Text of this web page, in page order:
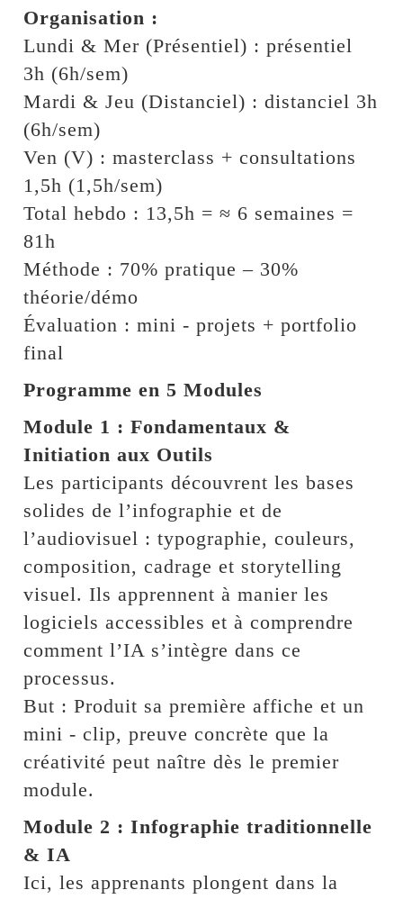
Organisation :
Lundi & Mer (Présentiel) : présentiel
3h (6h/sem)
Mardi & Jeu (Distanciel) : distanciel 3h
(6h/sem)
Ven (V) : masterclass + consultations
1,5h (1,5h/sem)
Total hebdo : 13,5h = ≈ 6 semaines =
81h
Méthode : 70% pratique – 30%
théorie/démo
Évaluation : mini - projets + portfolio
final
Programme en 5 Modules
Module 1 : Fondamentaux &
Initiation aux Outils
Les participants découvrent les bases
solides de l’infographie et de
l’audiovisuel : typographie, couleurs,
composition, cadrage et storytelling
visuel. Ils apprennent à manier les
logiciels accessibles et à comprendre
comment l’IA s’intègre dans ce
processus.
But : Produit sa première affiche et un
mini - clip, preuve concrète que la
créativité peut naître dès le premier
module.
Module 2 : Infographie traditionnelle
& IA
Ici, les apprenants plongent dans la